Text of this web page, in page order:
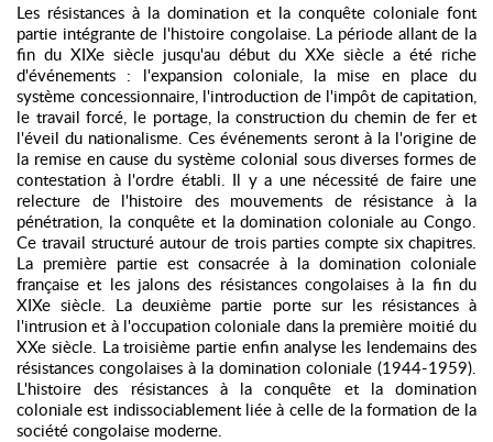
Les résistances à la domination et la conquête coloniale font
partie intégrante de l'histoire congolaise. La période allant de la
fin du XIXe siècle jusqu'au début du XXe siècle a été riche
d'événements : l'expansion coloniale, la mise en place du
système concessionnaire, l'introduction de l'impôt de capitation,
le travail forcé, le portage, la construction du chemin de fer et
l'éveil du nationalisme. Ces événements seront à la l'origine de
la remise en cause du système colonial sous diverses formes de
contestation à l'ordre établi. Il y a une nécessité de faire une
relecture de l'histoire des mouvements de résistance à la
pénétration, la conquête et la domination coloniale au Congo.
Ce travail structuré autour de trois parties compte six chapitres.
La première partie est consacrée à la domination coloniale
française et les jalons des résistances congolaises à la fin du
XIXe siècle. La deuxième partie porte sur les résistances à
l'intrusion et à l'occupation coloniale dans la première moitié du
XXe siècle. La troisième partie enfin analyse les lendemains des
résistances congolaises à la domination coloniale (1944-1959).
L'histoire des résistances à la conquête et la domination
coloniale est indissociablement liée à celle de la formation de la
société congolaise moderne.